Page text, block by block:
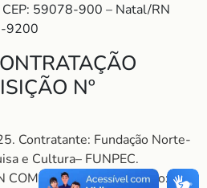
59078-900 – Natal/RN
9200
Nº
Contratante: Fundação Norte-
e Cultura– FUNPEC.
COMERCIAL LTDA. Objeto: